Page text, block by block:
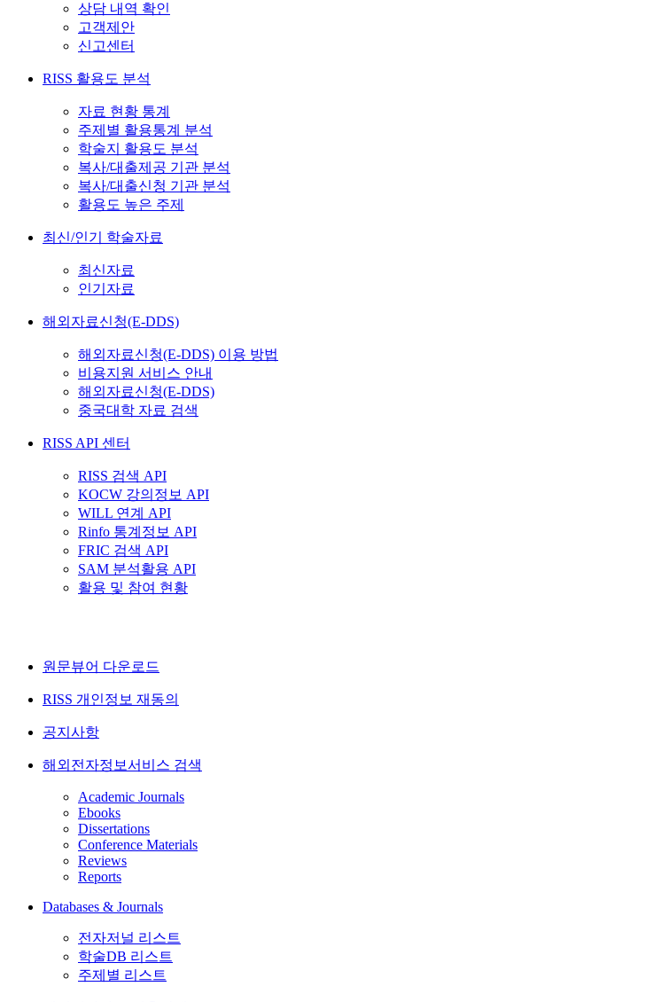
상담 내역 확인
고객제안
신고센터
RISS 활용도 분석
자료 현황 통계
주제별 활용통계 분석
학술지 활용도 분석
복사/대출제공 기관 분석
복사/대출신청 기관 분석
활용도 높은 주제
최신/인기 학술자료
최신자료
인기자료
해외자료신청(E-DDS)
해외자료신청(E-DDS) 이용 방법
비용지원 서비스 안내
해외자료신청(E-DDS)
중국대학 자료 검색
RISS API 센터
RISS 검색 API
KOCW 강의정보 API
WILL 연계 API
Rinfo 통계정보 API
FRIC 검색 API
SAM 분석활용 API
활용 및 참여 현황
원문뷰어 다운로드
RISS 개인정보 재동의
공지사항
해외전자정보서비스 검색
Academic Journals
Ebooks
Dissertations
Conference Materials
Reviews
Reports
Databases & Journals
전자저널 리스트
학술DB 리스트
주제별 리스트